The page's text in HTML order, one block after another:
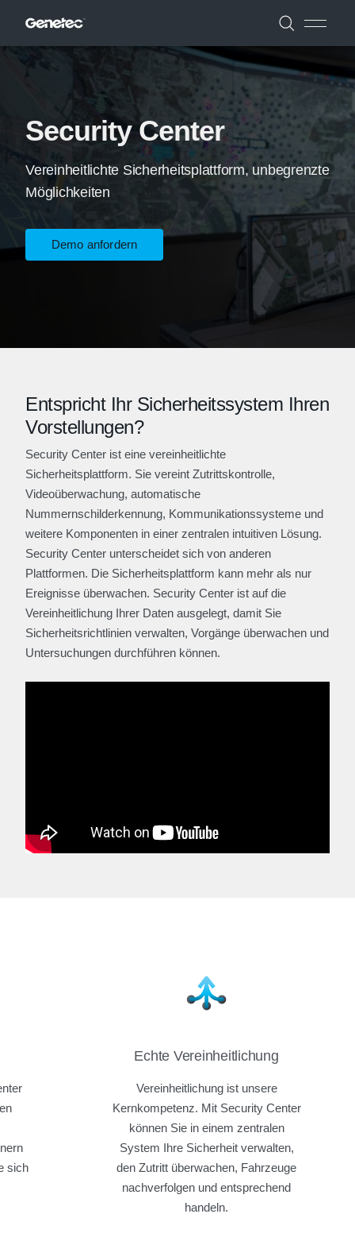
Security Center
Vereinheitlichte Sicherheitsplattform, unbegrenzte
Möglichkeiten
Demo anfordern
Entspricht Ihr Sicherheitssystem Ihren
Vorstellungen?
Security Center ist eine vereinheitlichte
Sicherheitsplattform. Sie vereint Zutrittskontrolle,
Videoüberwachung, automatische
Nummernschilderkennung, Kommunikationssysteme und
weitere Komponenten in einer zentralen intuitiven Lösung.
Security Center unterscheidet sich von anderen
Plattformen. Die Sicherheitsplattform kann mehr als nur
Ereignisse überwachen. Security Center ist auf die
Vereinheitlichung Ihrer Daten ausgelegt, damit Sie
Sicherheitsrichtlinien verwalten, Vorgänge überwachen und
Untersuchungen durchführen können.
sich
Echte Vereinheitlichung
Vereinheitlichung ist unsere
Kernkompetenz. Mit Security Center
können Sie in einem zentralen
System Ihre Sicherheit verwalten,
den Zutritt überwachen, Fahrzeuge
nachverfolgen und entsprechend
handeln.